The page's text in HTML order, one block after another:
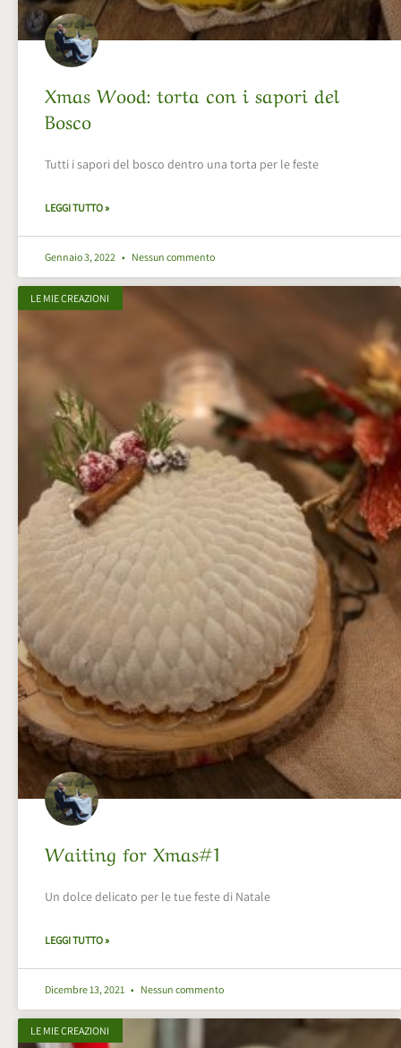
Xmas Wood: torta con i sapori del
Bosco
Tutti i sapori del bosco dentro una torta per le feste
LEGGI TUTTO »
Gennaio 3, 2022 Nessun commento
LE MIE CREAZIONI
Waiting for Xmas#1
Un dolce delicato per le tue feste di Natale
LEGGI TUTTO »
Dicembre 13, 2021 Nessun commento
LE MIE CREAZIONI